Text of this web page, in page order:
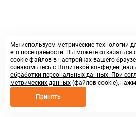
Мы используем метрические технологии
его посещаемости. Вы можете отказаться
cookie-файлов в настройках вашего
ознакомьтесь с Политикой
обработки персональных данных. При
метрических данных (файлов cookie),
Принять